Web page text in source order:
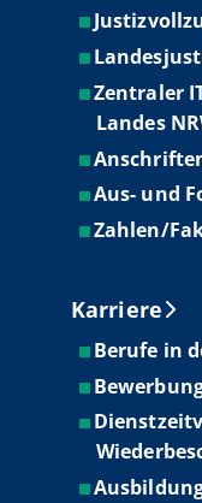
Zentraler
Landes
Aus- und
Zahlen/
Karriere
Berufe in